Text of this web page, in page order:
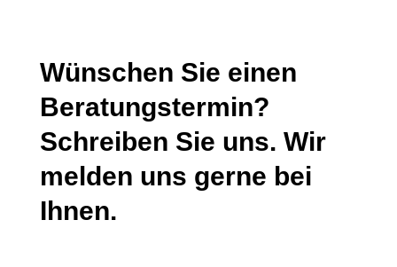
Wünschen Sie einen
Beratungstermin?
Schreiben Sie uns. Wir
melden uns gerne bei
Ihnen.